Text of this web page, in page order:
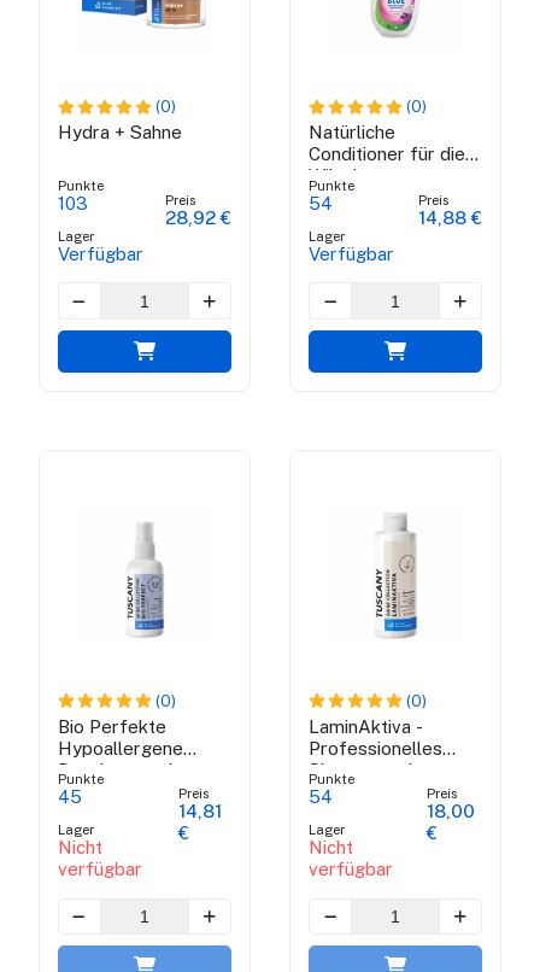
(0)
Hydra + Sahne
Punkte
103
Lager
Verfügbar
Preis
28,92 €
(0)
Natürliche
Conditioner für die
Wäsche
Punkte
54
Lager
Verfügbar
Preis
14,88 €
(0)
Bio Perfekte
Hypoallergene
Deodorant mit
Schutz 24h -
Collection
Punkte
45
Lager
Nicht
verfügbar
Preis
14,81
€
(0)
LaminAktiva -
Professionelles
Shampoo mit
Keratin - Toskana
Shine Collection
Punkte
54
Lager
Nicht
verfügbar
Preis
18,00
€